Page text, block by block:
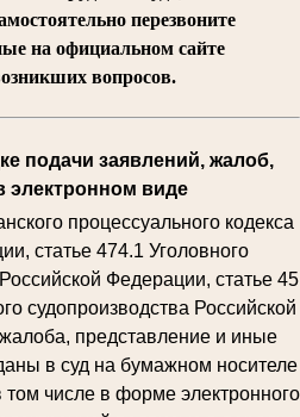
перезвоните
на официальном сайте
вопросов.
подачи заявлений, жалоб,
электронном виде
процессуального кодекса
статье 474.1 Уголовного
Федерации, статье 45
судопроизводства Российской
представление и иные
в суд на бумажном носителе
числе в форме электронного